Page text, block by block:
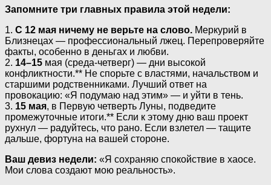
Запомните три главных правила этой недели:
1. С 12 мая ничему не верьте на слово. Меркурий в
Близнецах — профессиональный лжец. Перепроверяйте
факты, особенно в деньгах и любви.
2. 14–15 мая (среда-четверг) — дни высокой
конфликтности.** Не спорьте с властями, начальством и
старшими родственниками. Лучший ответ на
провокацию: «Я подумаю над этим» — и уйти в тень.
3. 15 мая, в Первую четверть Луны, подведите
промежуточные итоги.** Если к этому дню ваш проект
рухнул — радуйтесь, что рано. Если взлетел — тащите
дальше, фортуна на вашей стороне.
Ваш девиз недели: «Я сохраняю спокойствие в хаосе.
Мои слова создают мою реальность».